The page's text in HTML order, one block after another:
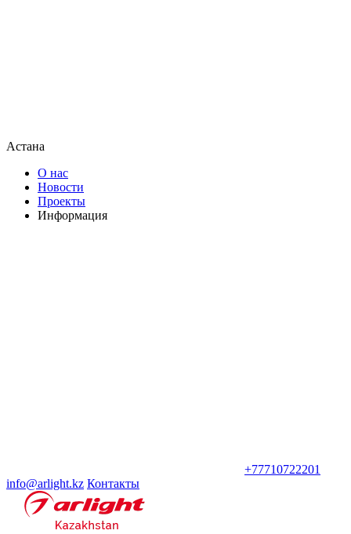
Астана
О нас
Новости
Проекты
Информация
+77710722201
info@arlight.kz Контакты